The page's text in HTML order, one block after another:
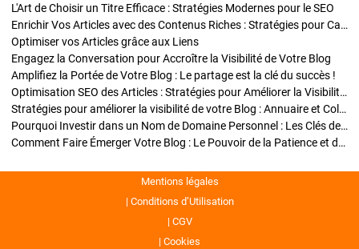
L'Art de Choisir un Titre Efficace : Stratégies Modernes pour le SEO
Enrichir Vos Articles avec des Contenus Riches : Stratégies pour Captiver et Optimiser
Optimiser vos Articles grâce aux Liens
Engagez la Conversation pour Accroître la Visibilité de Votre Blog
Amplifiez la Portée de Votre Blog : Le partage est la clé du succès !
Optimisation SEO des Articles : Stratégies pour Améliorer la Visibilité de Votre Blog
Stratégies pour améliorer la visibilité de votre Blog : Annuaire et Collaborations
Pourquoi Investir dans un Nom de Domaine Personnel : Les Clés de la Réussite de Votre Blog
Comment Faire Émerger Votre Blog : Le Pouvoir de la Patience et de la Persévérance
Mentions légales
Conditions d’Utilisation
CGV
Cookies